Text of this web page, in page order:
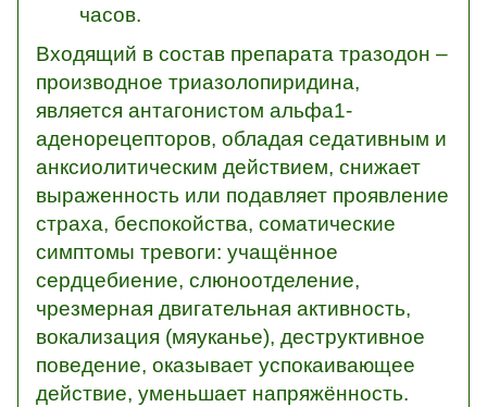
часов.
Входящий в состав препарата тразодон –
производное триазолопиридина,
является антагонистом альфа1-
аденорецепторов, обладая седативным и
анксиолитическим действием, снижает
выраженность или подавляет проявление
страха, беспокойства, соматические
симптомы тревоги: учащённое
сердцебиение, слюноотделение,
чрезмерная двигательная активность,
вокализация (мяуканье), деструктивное
поведение, оказывает успокаивающее
действие, уменьшает напряжённость.